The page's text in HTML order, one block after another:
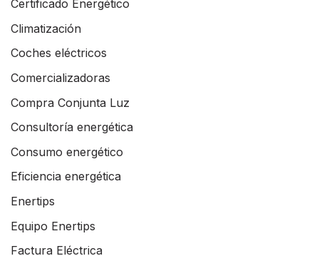
Certificado Energético
Climatización
Coches eléctricos
Comercializadoras
Compra Conjunta Luz
Consultoría energética
Consumo energético
Eficiencia energética
Enertips
Equipo Enertips
Factura Eléctrica